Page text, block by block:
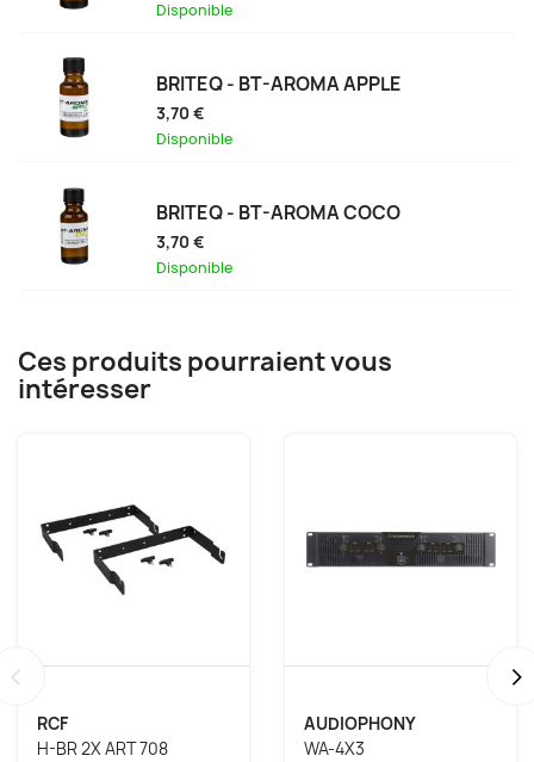
Disponible
BRITEQ - BT-AROMA APPLE
3,70 €
Disponible
BRITEQ - BT-AROMA COCO
3,70 €
Disponible
Ces produits pourraient vous
intéresser
RCF
H-BR 2X ART 708
AUDIOPHONY
WA-4X3
‹ ›